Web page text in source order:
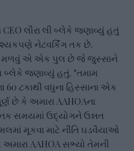
લૌરા લી બ્લેકે જણાવ્યું હતું
નેટવર્કિંગ તક છે.
મળવું એ એક પુલ છે જે જુસ્સાને
બ્લેકે જણાવ્યું હતું. "તમામ
60 ટકાથી વધુના હિસ્સાના એક
છે કે અમારા AAHOAના
સમયમાં ઉદ્યોગને ઉન્નત
મૂકવા માટે નીતિ ઘડવૈયાઓ
AAHOA સભ્યો તેમની